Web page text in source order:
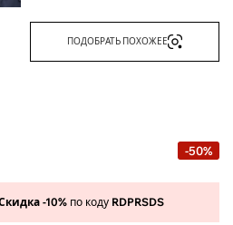
ПОДОБРАТЬ ПОХОЖЕЕ
-50%
-10% по коду RDPRSDS